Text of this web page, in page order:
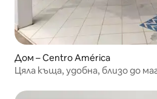
Дом – Centro América
Цяла къща, удобна, близо до